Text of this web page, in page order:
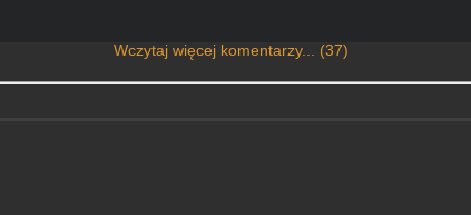
Wczytaj więcej komentarzy... (37)